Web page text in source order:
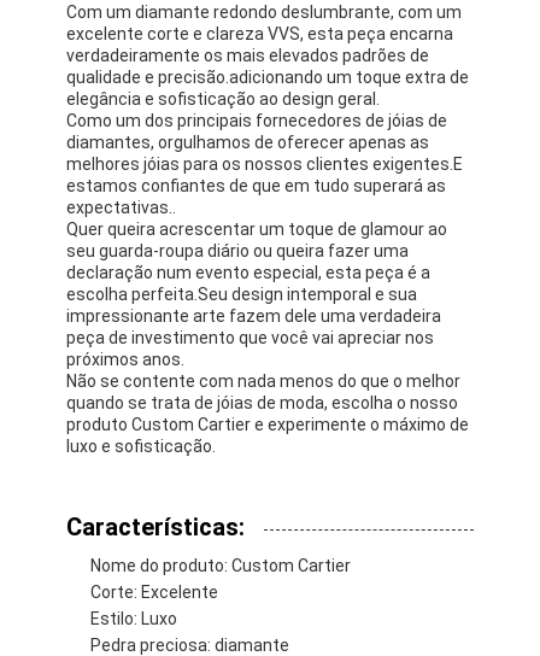
Com um diamante redondo deslumbrante, com um
excelente corte e clareza VVS, esta peça encarna
verdadeiramente os mais elevados padrões de
qualidade e precisão.adicionando um toque extra de
elegância e sofisticação ao design geral.
Como um dos principais fornecedores de jóias de
diamantes, orgulhamos de oferecer apenas as
melhores jóias para os nossos clientes exigentes.E
estamos confiantes de que em tudo superará as
expectativas..
Quer queira acrescentar um toque de glamour ao
seu guarda-roupa diário ou queira fazer uma
declaração num evento especial, esta peça é a
escolha perfeita.Seu design intemporal e sua
impressionante arte fazem dele uma verdadeira
peça de investimento que você vai apreciar nos
próximos anos.
Não se contente com nada menos do que o melhor
quando se trata de jóias de moda, escolha o nosso
produto Custom Cartier e experimente o máximo de
luxo e sofisticação.
Características:
Nome do produto: Custom Cartier
Corte: Excelente
Estilo: Luxo
Pedra preciosa: diamante